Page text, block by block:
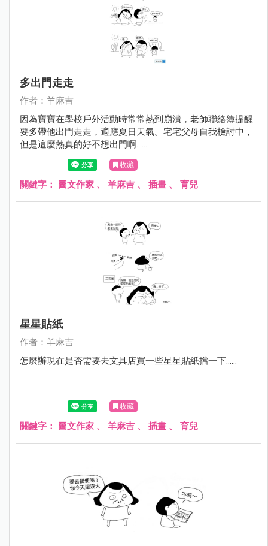
多出門走走
作者：羊麻吉
因為寶寶在學校戶外活動時常常熱到崩潰，老師聯絡簿提醒
要多帶他出門走走，適應夏日天氣。宅宅父母自我檢討中，
但是這麼熱真的好不想出門啊……
收藏
關鍵字： 圖文作家 、 羊麻吉 、 插畫 、 育兒
星星貼紙
作者：羊麻吉
怎麼辦現在是否需要去文具店買一些星星貼紙擋一下……
收藏
關鍵字： 圖文作家 、 羊麻吉 、 插畫 、 育兒